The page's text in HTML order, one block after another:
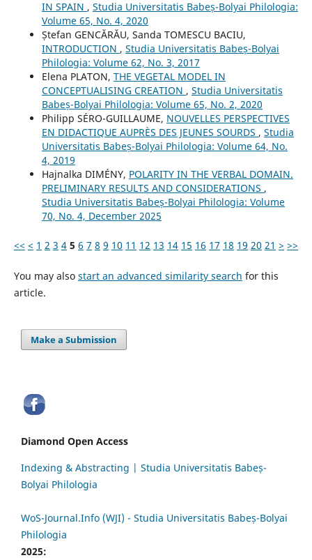
IN SPAIN , Studia Universitatis Babeș-Bolyai Philologia:
Volume 65, No. 4, 2020
Ștefan GENCĂRĂU, Sanda TOMESCU BACIU,
INTRODUCTION , Studia Universitatis Babeș-Bolyai
Philologia: Volume 62, No. 3, 2017
Elena PLATON, THE VEGETAL MODEL IN
CONCEPTUALISING CREATION , Studia Universitatis
Babeș-Bolyai Philologia: Volume 65, No. 2, 2020
Philipp SÉRO-GUILLAUME, NOUVELLES PERSPECTIVES
EN DIDACTIQUE AUPRÈS DES JEUNES SOURDS , Studia
Universitatis Babeș-Bolyai Philologia: Volume 64, No.
4, 2019
Hajnalka DIMÉNY, POLARITY IN THE VERBAL DOMAIN.
PRELIMINARY RESULTS AND CONSIDERATIONS ,
Studia Universitatis Babeș-Bolyai Philologia: Volume
70, No. 4, December 2025
<< < 1 2 3 4 5 6 7 8 9 10 11 12 13 14 15 16 17 18 19 20 21 > >>
You may also start an advanced similarity search for this
article.
Make a Submission
Diamond Open Access
Indexing & Abstracting | Studia Universitatis Babeș-
Bolyai Philologia
WoS-Journal.Info (WJI) - Studia Universitatis Babeș-Bolyai
Philologia
2025: